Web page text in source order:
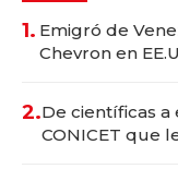
1. Emigró de
Chevron en
2.De científicas a
CONICET que